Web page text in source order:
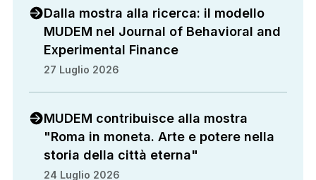
Dalla mostra alla ricerca: il modello
MUDEM nel Journal of Behavioral and
Experimental Finance
27 Luglio 2026
MUDEM contribuisce alla mostra
"Roma in moneta. Arte e potere nella
storia della città eterna"
24 Luglio 2026